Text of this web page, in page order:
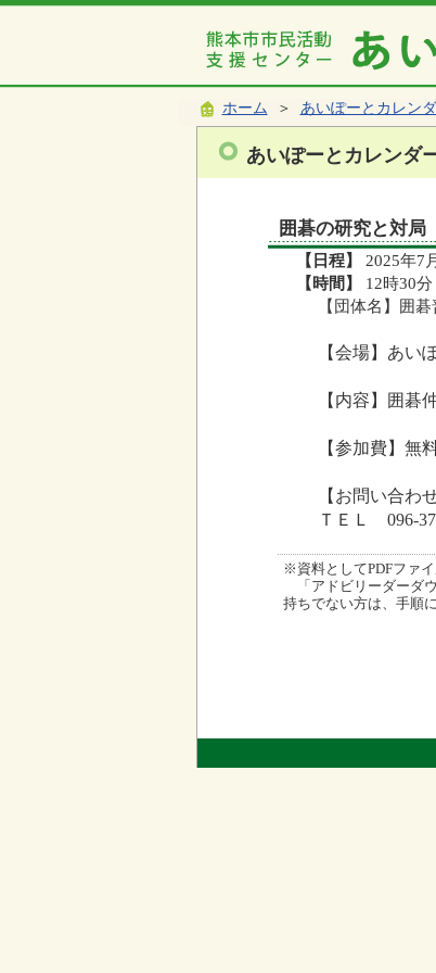
ホーム ＞ あいぽーとカレン
あいぽーとカレンダ
囲碁の研究と対局
【日程】 2025年7
【時間】
12時30
【団体名】囲
【会場】あ
【内容】囲碁
【参加費】無
【お問い合わせ
ＴＥＬ 096-
※資料としてPDFファイ
「アドビリーダーダ
持ちでない方は、手順